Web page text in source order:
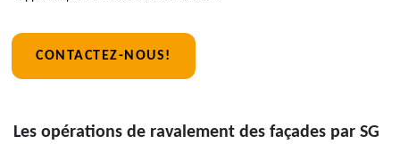
CONTACTEZ-NOUS!
Les opérations de ravalement des façades par SG